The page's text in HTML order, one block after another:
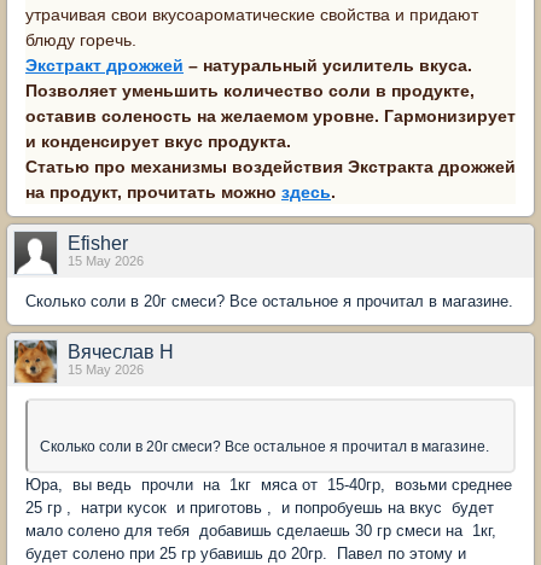
утрачивая свои вкусоароматические свойства и придают
блюду горечь.
Экстракт дрожжей – натуральный усилитель вкуса.
Позволяет уменьшить количество соли в продукте,
оставив соленость на желаемом уровне. Гармонизирует
и конденсирует вкус продукта.
Статью про механизмы воздействия Экстракта дрожжей
на продукт, прочитать можно здесь.
Efisher
15 May 2026
Сколько соли в 20г смеси? Все остальное я прочитал в магазине.
Вячеслав Н
15 May 2026
Сколько соли в 20г смеси? Все остальное я прочитал в магазине.
Юра, вы ведь прочли на 1кг мяса от 15-40гр, возьми среднее
25 гр , натри кусок и приготовь , и попробуешь на вкус будет
мало солено для тебя добавишь сделаешь 30 гр смеси на 1кг,
будет солено при 25 гр убавишь до 20гр. Павел по этому и